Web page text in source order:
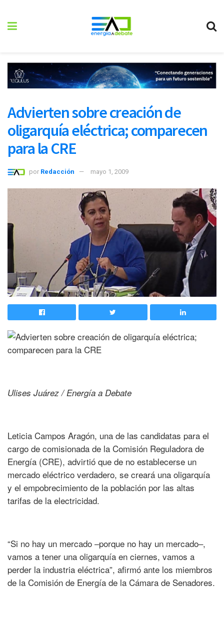
Advierten sobre creación de
oligarquía eléctrica; comparecen
para la CRE
por Redacción mayo 1, 2009
Ulises Juárez / Energía a Debate
Leticia Campos Aragón, una de las candidatas para el
cargo de comisionada de la Comisión Reguladora de
Energía (CRE), advirtió que de no establecerse un
mercado eléctrico verdadero, se creará una oligarquía
y el empobrecimiento de la población por las altas
tarifas de la electricidad.
“Si no hay un mercado –porque no hay un mercado–,
vamos a tener una oligarquía en ciernes, vamos a
perder la industria eléctrica”, afirmó ante los miembros
de la Comisión de Energía de la Cámara de Senadores.